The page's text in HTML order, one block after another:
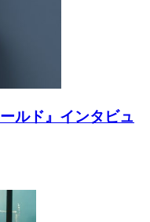
ルド』インタビュ